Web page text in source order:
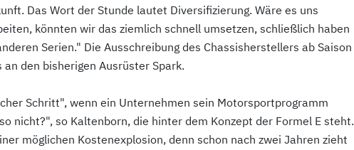
Das Wort der Stunde lautet Diversifizierung. Wäre es uns
könnten wir das ziemlich schnell umsetzen, schließlich haben
Serien." Die Ausschreibung des Chassisherstellers ab Saison
den bisherigen Ausrüster Spark.
Schritt", wenn ein Unternehmen sein Motorsportprogramm
nicht?", so Kaltenborn, die hinter dem Konzept der Formel E steht.
möglichen Kostenexplosion, denn schon nach zwei Jahren zieht